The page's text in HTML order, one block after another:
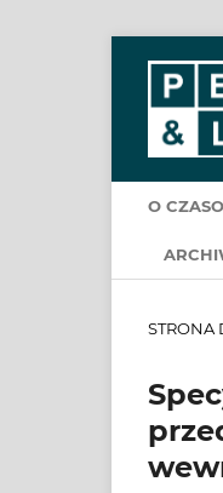
O
STRONA